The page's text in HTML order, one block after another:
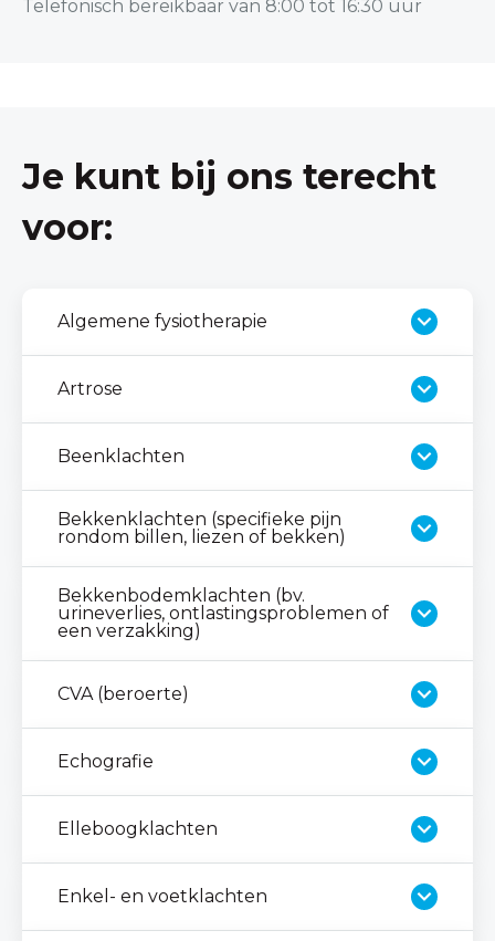
Telefonisch bereikbaar van 8:00 tot 16:30 uur
Je kunt bij ons terecht
voor:
Algemene fysiotherapie
Artrose
Beenklachten
Bekkenklachten (specifieke pijn
rondom billen, liezen of bekken)
Bekkenbodemklachten (bv.
urineverlies, ontlastingsproblemen of
een verzakking)
CVA (beroerte)
Echografie
Elleboogklachten
Enkel- en voetklachten